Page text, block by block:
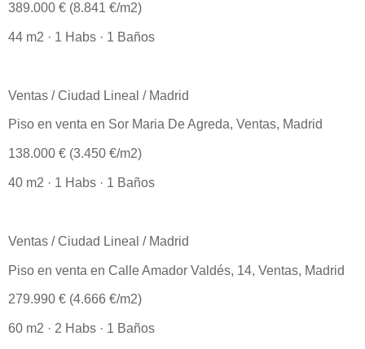
389.000 € (8.841 €/m2)
44 m2 · 1 Habs · 1 Baños
Ventas / Ciudad Lineal / Madrid
Piso en venta en Sor Maria De Agreda, Ventas, Madrid
138.000 € (3.450 €/m2)
40 m2 · 1 Habs · 1 Baños
Ventas / Ciudad Lineal / Madrid
Piso en venta en Calle Amador Valdés, 14, Ventas, Madrid
279.990 € (4.666 €/m2)
60 m2 · 2 Habs · 1 Baños